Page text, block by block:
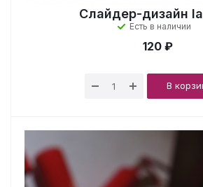
Слайдер-дизайн
Есть в наличии
120 ₽
В